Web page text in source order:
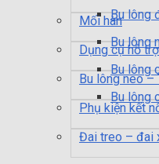
Bu lông
Bu lông
Bu lông
Bu lông
Mối hàn
Dụng cụ hỗ trợ
Bu lông neo –
Phụ kiện kết
Đai treo – đai